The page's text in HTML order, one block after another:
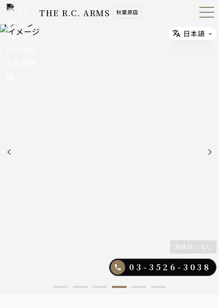
THE R.C. ARMS 秋葉原店 Open
Navig
03-3526-3038
定休日 : なし
Select
日本語